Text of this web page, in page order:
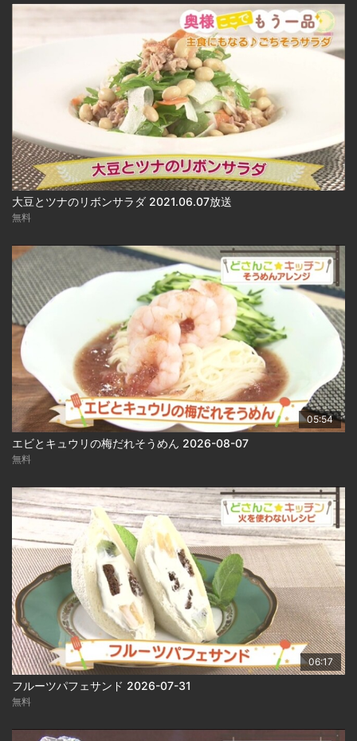
大豆とツナのリボンサラダ 2021.06.07放送
無料
05:54
エビとキュウリの梅だれそうめん 2026-08-07
無料
06:17
フルーツパフェサンド 2026-07-31
無料